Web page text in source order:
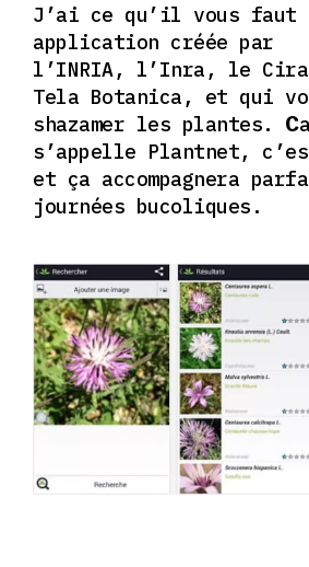
J’ai ce qu’il vous faut
application créée par
l’INRIA, l’Inra, le
Tela Botanica, et qui
shazamer les plantes. Ca
s’appelle Plantnet,
et ça accompagnera
journées bucoliques.